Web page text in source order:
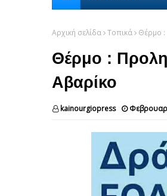
Αρχική σελίδα Τοπικά Θέρμο :
Θέρμο :
Αβαρίκο
kainourgiopress